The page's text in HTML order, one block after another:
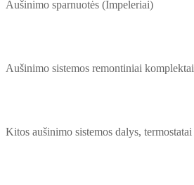
Aušinimo sparnuotės (Impeleriai)
Aušinimo sistemos remontiniai komplektai
Kitos aušinimo sistemos dalys, termostatai